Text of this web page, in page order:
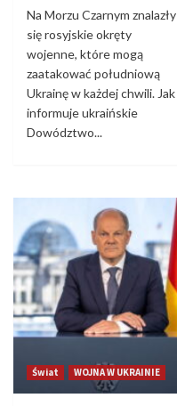
Na Morzu Czarnym znalazły
się rosyjskie okręty
wojenne, które mogą
zaatakować południową
Ukrainę w każdej chwili. Jak
informuje ukraińskie
Dowództwo...
Świat WOJNA W UKRAINIE